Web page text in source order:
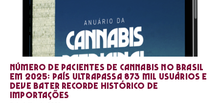
Número de pacientes de cannabis no Brasil
em 2025: país ultrapassa 873 mil usuários e
deve bater recorde histórico de
importações